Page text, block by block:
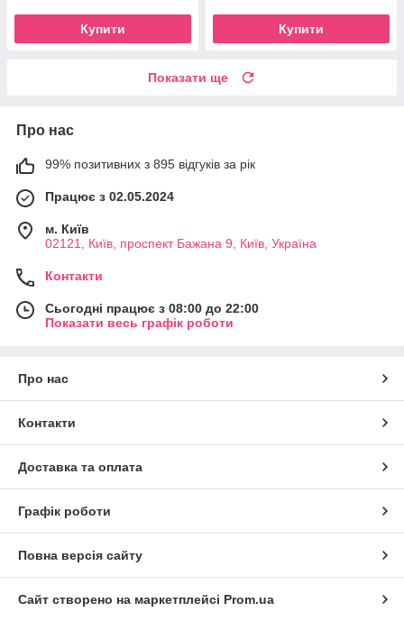
Купити Купити
Показати ще
Про нас
99% позитивних з 895 відгуків за рік
Працює з 02.05.2024
м. Київ
02121, Київ, проспект Бажана 9, Київ, Україна
Контакти
Сьогодні працює з 08:00 до 22:00
Показати весь графік роботи
Про нас
Контакти
Доставка та оплата
Графік роботи
Повна версія сайту
Сайт створено на маркетплейсі Prom.ua